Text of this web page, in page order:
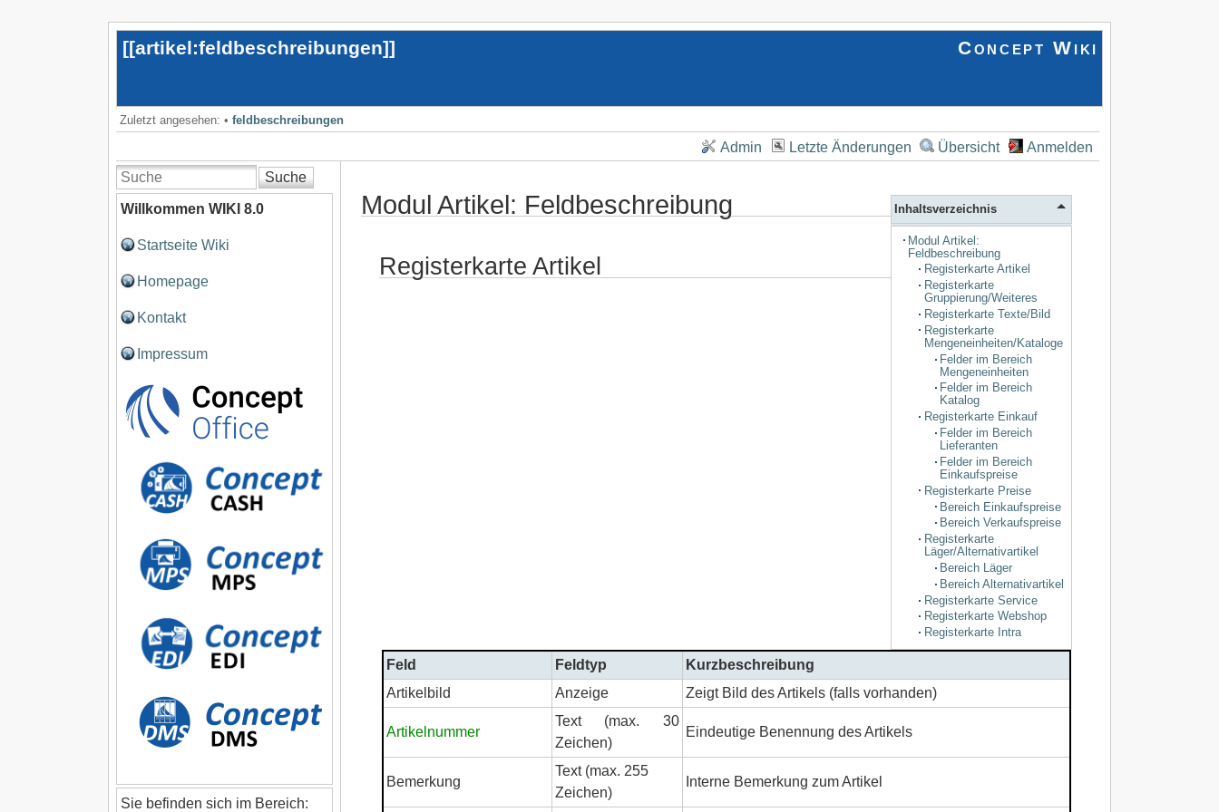
[[artikel:feldbeschreibungen]] Concept Wiki
Zuletzt angesehen: • feldbeschreibungen
Admin Letzte Änderungen Übersicht
Anmelden
Suche
Willkommen WIKI 8.0
Startseite Wiki
Homepage
Kontakt
Impressum
Sie befinden sich im Bereich:
Inhaltsverzeichnis
Modul Artikel:
Feldbeschreibung
Registerkarte Artikel
Registerkarte
Gruppierung/Weiteres
Registerkarte Texte/Bild
Registerkarte
Mengeneinheiten/Kataloge
Felder im Bereich
Mengeneinheiten
Felder im Bereich
Katalog
Registerkarte Einkauf
Felder im Bereich
Lieferanten
Felder im Bereich
Einkaufspreise
Registerkarte Preise
Bereich Einkaufspreise
Bereich Verkaufspreise
Registerkarte
Läger/Alternativartikel
Bereich Läger
Bereich Alternativartikel
Registerkarte Service
Registerkarte Webshop
Registerkarte Intra
Modul Artikel: Feldbeschreibung
Registerkarte Artikel
Feld Feldtyp
Kurzbeschreibung
Artikelbild
Anzeige Zeigt Bild des Artikels (falls vorhanden)
Artikelnummer
Text (max. 30
Zeichen)
Eindeutige Benennung des Artikels
Bemerkung
Text (max. 255
Zeichen)
Interne Bemerkung zum Artikel